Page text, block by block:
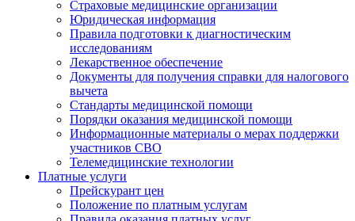
Страховые медицинские организации
Юридическая информация
Правила подготовки к диагностическим
исследованиям
Лекарственное обеспечение
Документы для получения справки для налогового
вычета
Стандарты медицинской помощи
Порядки оказания медицинской помощи
Информационные материалы о мерах поддержки
участников СВО
Телемедицинские технологии
Платные услуги
Прейскурант цен
Положение по платным услугам